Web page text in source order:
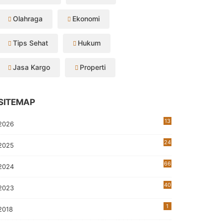
Olahraga Ekonomi
Tips Sehat Hukum
Jasa Kargo Properti
13
24
66
40
1